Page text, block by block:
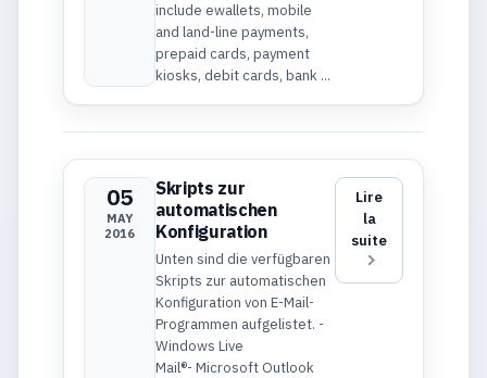
include ewallets, mobile
and land-line payments,
prepaid cards, payment
kiosks, debit cards, bank ...
05
MAY
2016
Skripts zur
automatischen
Konfiguration
Unten sind die verfügbaren
Skripts zur automatischen
Konfiguration von E-Mail-
Programmen aufgelistet. -
Windows Live
Mail®- Microsoft Outlook
Lire
la
suite